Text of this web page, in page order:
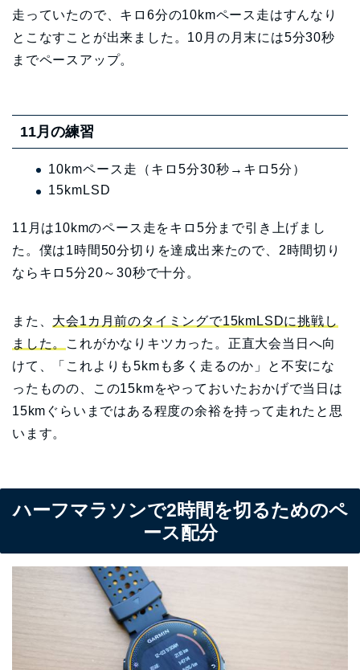
走っていたので、キロ6分の10kmペース走はすんなり
とこなすことが出来ました。10月の月末には5分30秒
までペースアップ。
11月の練習
10kmペース走（キロ5分30秒→キロ5分）
15kmLSD
11月は10kmのペース走をキロ5分まで引き上げまし
た。僕は1時間50分切りを達成出来たので、2時間切り
ならキロ5分20～30秒で十分。
また、 大会1カ月前のタイミングで15kmLSDに挑戦し
ました。
これがかなりキツカった。正直大会当日へ向
けて、「これよりも5kmも多く走るのか」と不安にな
ったものの、この15kmをやっておいたおかげで当日は
15kmぐらいまではある程度の余裕を持って走れたと思
います。
ハーフマラソンで2時間を切るためのペ
ース配分